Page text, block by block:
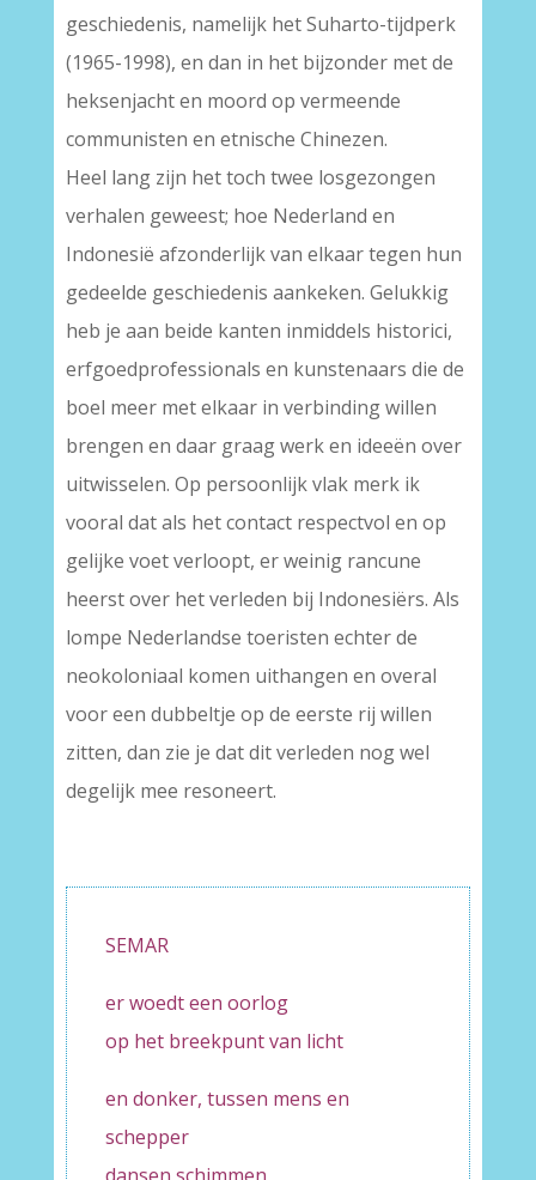
geschiedenis, namelijk het Suharto-tijdperk
(1965-1998), en dan in het bijzonder met de
heksenjacht en moord op vermeende
communisten en etnische Chinezen.
Heel lang zijn het toch twee losgezongen
verhalen geweest; hoe Nederland en
Indonesië afzonderlijk van elkaar tegen hun
gedeelde geschiedenis aankeken. Gelukkig
heb je aan beide kanten inmiddels historici,
erfgoedprofessionals en kunstenaars die de
boel meer met elkaar in verbinding willen
brengen en daar graag werk en ideeën over
uitwisselen. Op persoonlijk vlak merk ik
vooral dat als het contact respectvol en op
gelijke voet verloopt, er weinig rancune
heerst over het verleden bij Indonesiërs. Als
lompe Nederlandse toeristen echter de
neokoloniaal komen uithangen en overal
voor een dubbeltje op de eerste rij willen
zitten, dan zie je dat dit verleden nog wel
degelijk mee resoneert.
SEMAR
er woedt een oorlog
op het breekpunt van licht
en donker, tussen mens en
schepper